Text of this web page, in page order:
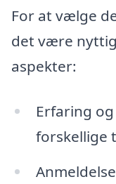
For at vælge
det være
aspekter:
Erfaring
forskellige